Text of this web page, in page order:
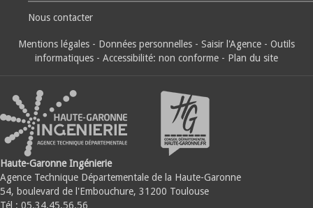
Nous contacter
Mentions légales - Données personnelles - Saisir l'Agence - Outils
informatiques - Accessibilité: non conforme - Plan du site
Haute-Garonne Ingénierie
Agence Technique Départementale de la Haute-Garonne
54, boulevard de l'Embouchure, 31200 Toulouse
Tél : 05.34.45.56.56